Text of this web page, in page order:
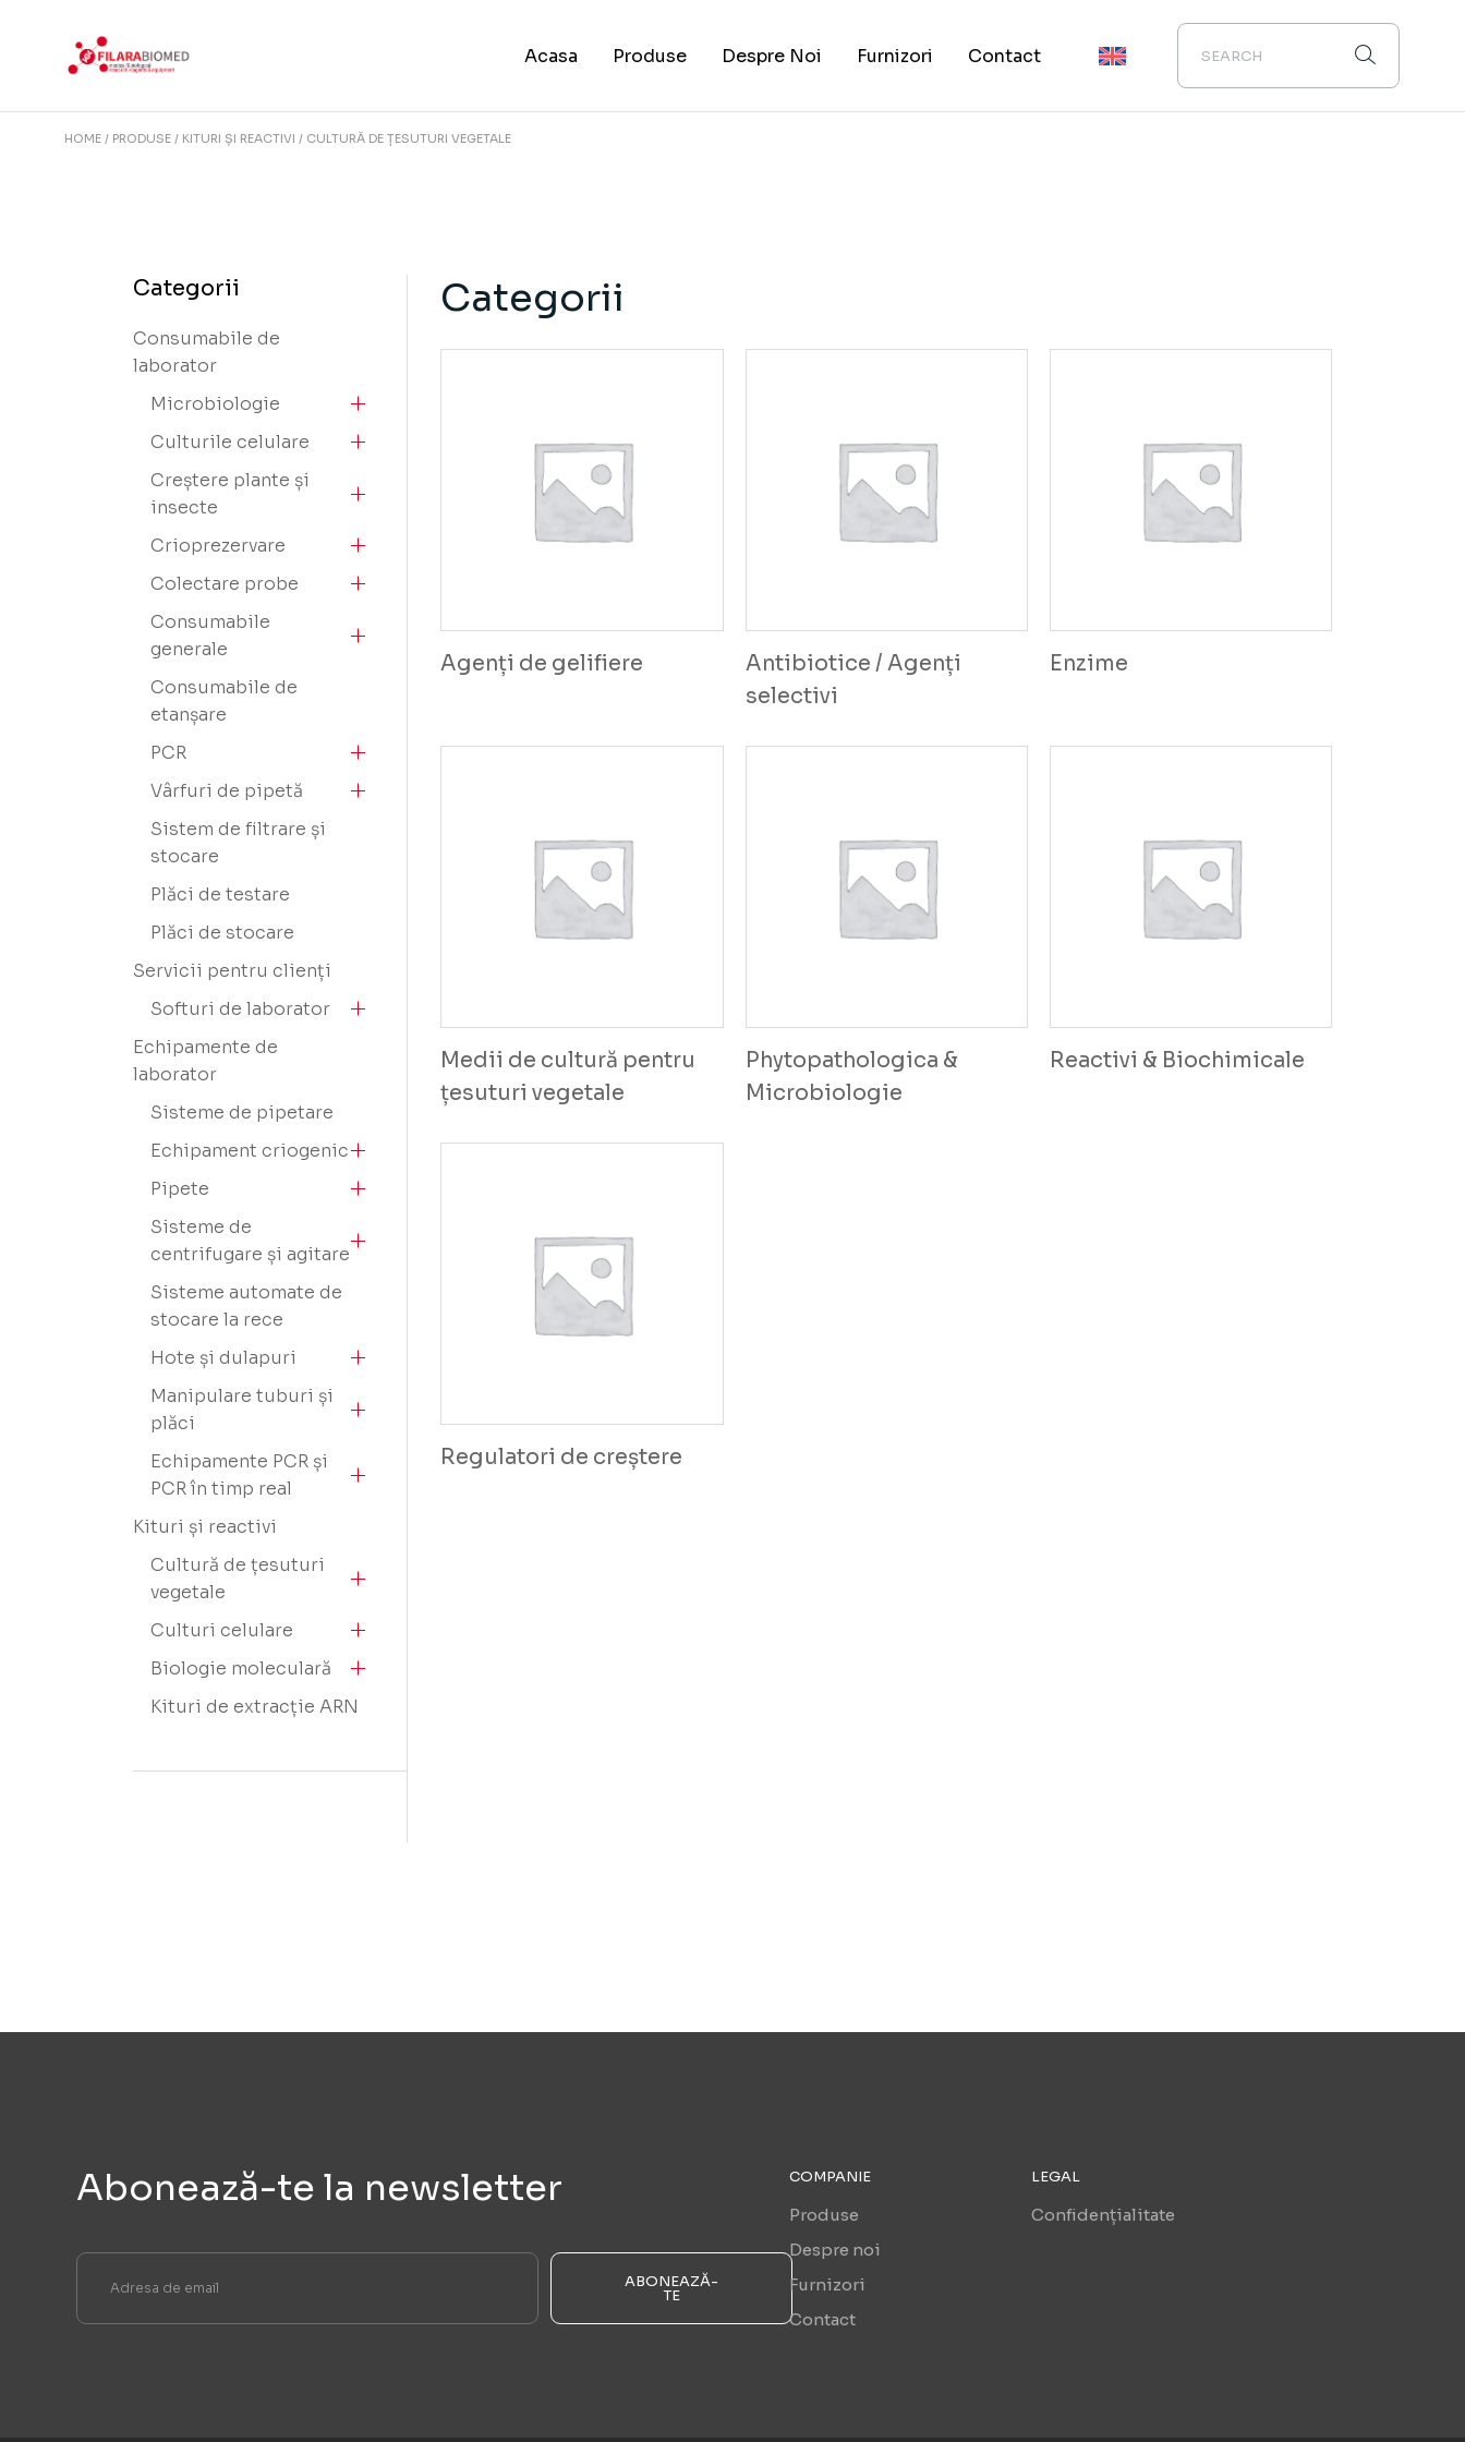
Acasa Produse Despre Noi Furnizori Contact
HOME PRODUSE KITURI ȘI REACTIVI CULTURĂ DE ȚESUTURI VEGETALE
Categorii
Agenți de gelifiere
Antibiotice / Agenți
selectivi
Enzime
Medii de cultură pentru
țesuturi vegetale
Phytopathologica &
Microbiologie
Reactivi & Biochimicale
Regulatori de creștere
Categorii
Consumabile de
laborator
Microbiologie
Culturile celulare
Creștere plante și
insecte
Crioprezervare
Colectare probe
Consumabile
generale
Consumabile de
etanșare
PCR
Vârfuri de pipetă
Sistem de filtrare și
stocare
Plăci de testare
Plăci de stocare
Servicii pentru clienți
Softuri de laborator
Echipamente de
laborator
Sisteme de pipetare
Echipament criogenic
Pipete
Sisteme de
centrifugare și agitare
Sisteme automate de
stocare la rece
Hote și dulapuri
Manipulare tuburi și
plăci
Echipamente PCR și
PCR în timp real
Kituri și reactivi
Cultură de țesuturi
vegetale
Culturi celulare
Biologie moleculară
Kituri de extracție ARN
Abonează-te la newsletter
ABONEAZĂ-
TE
COMPANIE
Produse
Despre noi
Furnizori
Contact
LEGAL
Confidențialitate